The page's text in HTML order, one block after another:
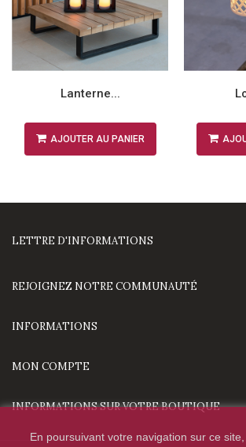
Lanterne...
AJOUTER AU PANIER
LETTRE D'INFORMATIONS
REJOIGNEZ NOTRE COMMUNAUTÉ
INFORMATIONS
MON COMPTE
INFORMATIONS SUR VOTRE BOUTIQUE
En poursuivant votre navigation sur ce site,